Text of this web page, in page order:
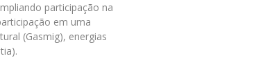
participação na
em uma
(Gasmig), energias